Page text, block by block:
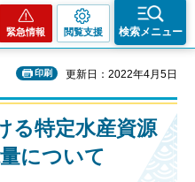
緊急情報 閲覧支援 検索メニュー
印刷 更新日：2022年4月5日
る特定水産資源
について